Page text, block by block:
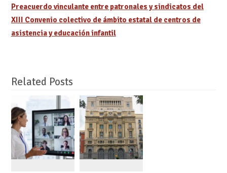
Preacuerdo vinculante entre patronales y sindicatos del
XIII Convenio colectivo de ámbito estatal de centros de
asistencia y educación infantil
Related Posts